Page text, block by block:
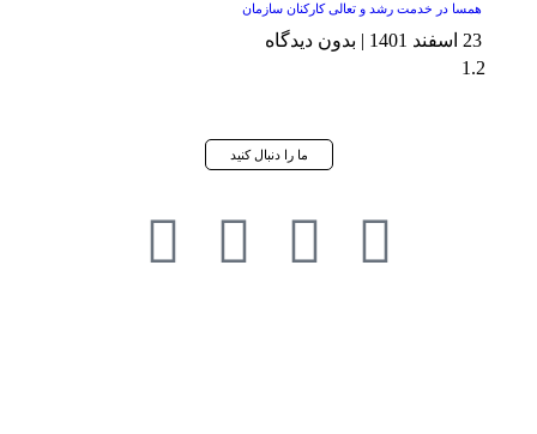
همسا در خدمت رشد و تعالی کارکنان سازمان
23 اسفند 1401 بدون دیدگاه
ما را دنبال کنید